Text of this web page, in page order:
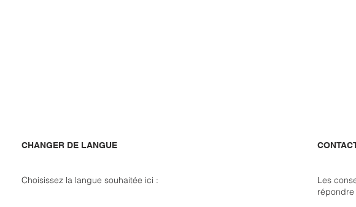
CHANGER DE LANGUE
Choisissez la langue souhaitée ici :
Les
répondre